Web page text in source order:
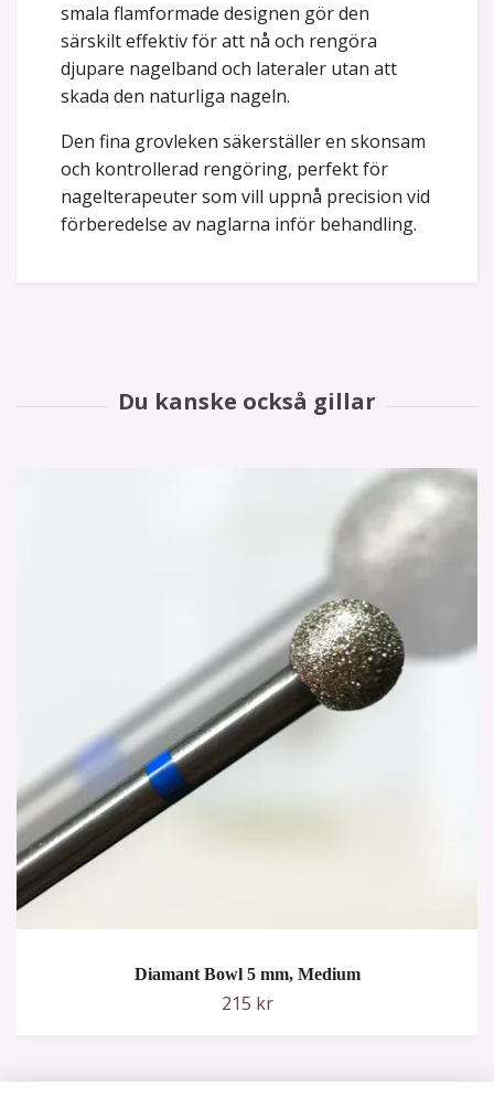
smala flamformade designen gör den
särskilt effektiv för att nå och rengöra
djupare nagelband och lateraler utan att
skada den naturliga nageln.
Den fina grovleken säkerställer en skonsam
och kontrollerad rengöring, perfekt för
nagelterapeuter som vill uppnå precision vid
förberedelse av naglarna inför behandling.
Diamant Bowl 5 mm, Medium
215 kr